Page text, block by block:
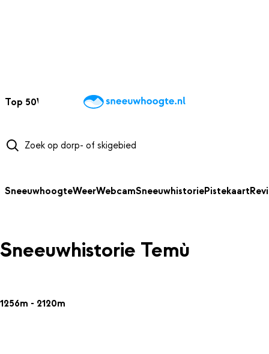
Top 50Webcams WintersportweerKaarten
SneeuwhoogteWeerWebcamSneeuwhistoriePistekaart
Sneeuwhistorie Temù
1256m - 2120m